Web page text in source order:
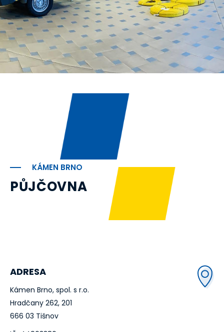
KÁMEN BRNO
PŮJČOVNA
ADRESA
Kámen Brno, spol. s r.o.
Hradčany 262, 201
666 03 Tišnov